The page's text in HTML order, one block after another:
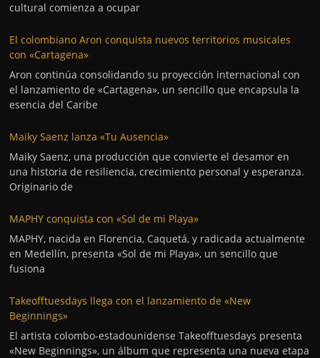
cultural comienza a ocupar
El colombiano Aron conquista nuevos territorios musicales
con «Cartagena»
Aron continúa consolidando su proyección internacional con
el lanzamiento de «Cartagena», un sencillo que encapsula la
esencia del Caribe
Maiky Saenz lanza «Tu Ausencia»
Maiky Saenz, una producción que convierte el desamor en
una historia de resiliencia, crecimiento personal y esperanza.
Originario de
MAPHY conquista con «Sol de mi Playa»
MAPHY, nacida en Florencia, Caquetá, y radicada actualmente
en Medellín, presenta «Sol de mi Playa», un sencillo que
fusiona
Takeofftuesdays llega con el lanzamiento de «New
Beginnings»
El artista colombo-estadounidense Takeofftuesdays presenta
«New Beginnings», un álbum que representa una nueva etapa